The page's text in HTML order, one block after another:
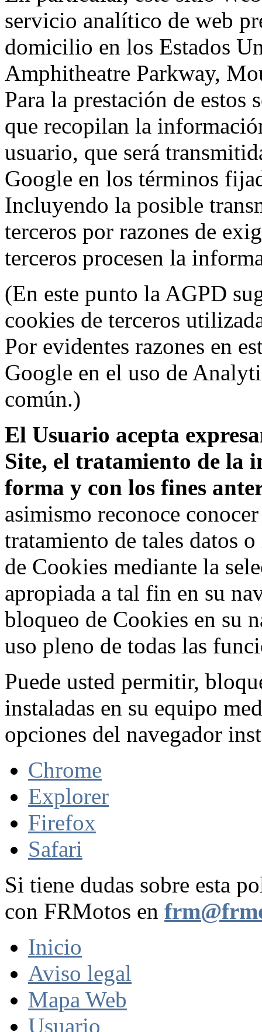
servicio analítico de web
domicilio en los Estados
Amphitheatre Parkway,
Para la prestación de
que recopilan la
usuario, que será
Google en los términos
Incluyendo la posible
terceros por razones de
terceros procesen la
(En este punto la AGPD
cookies de terceros
Por evidentes razones en
Google en el uso de
común.)
El Usuario acepta
Site, el tratamiento de la
forma y con los fines
asimismo reconoce
tratamiento de tales datos
de Cookies mediante la
apropiada a tal fin en su
bloqueo de Cookies en su
uso pleno de todas las
Puede usted permitir,
instaladas en su equipo
opciones del navegador
Chrome
Explorer
Firefox
Safari
Si tiene dudas sobre esta
con FRMotos en
Inicio
Aviso legal
Mapa Web
Usuario